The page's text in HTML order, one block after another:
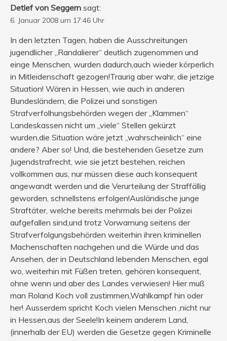
Detlef von Seggern sagt:
6. Januar 2008 um 17:46 Uhr
In den letzten Tagen, haben die Ausschreitungen
jugendlicher „Randalierer“ deutlich zugenommen und
einge Menschen, wurden dadurch,auch wieder körperlich
in Mitleidenschaft gezogen!Traurig aber wahr, die jetzige
Situation! Wären in Hessen, wie auch in anderen
Bundesländern, die Polizei und sonstigen
Strafverfolhungsbehörden wegen der „Klammen“
Landeskassen nicht um „viele“ Stellen gekürzt
wurden,die Situation wäre jetzt „wahrscheinlich“ eine
andere? Aber so! Und, die bestehenden Gesetze zum
Jugendstrafrecht, wie sie jetzt bestehen, reichen
vollkommen aus, nur müssen diese auch konsequent
angewandt werden und die Verurteilung der Straffällig
geworden, schnellstens erfolgen!Ausländische junge
Straftäter, welche bereits mehrmals bei der Polizei
aufgefallen sind,und trotz Vorwarnung seitens der
Strafverfolgungsbehörden weiterhin ihren kriminellen
Machenschaften nachgehen und die Würde und das
Ansehen, der in Deutschland lebenden Menschen, egal
wo, weiterhin mit Füßen treten, gehören konsequent,
ohne wenn und aber des Landes verwiesen! Hier muß
man Roland Koch voll zustimmen,Wahlkampf hin oder
her! Ausserdem spricht Koch vielen Menschen ,nicht nur
in Hessen,aus der Seele!In keinem anderem Land,
(innerhalb der EU) werden die Gesetze gegen Kriminelle